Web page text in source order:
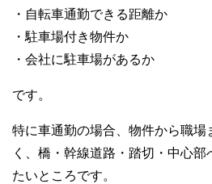
・自転車通勤できる距離か
・駐車場付き物件か
・会社に駐車場があるか
です。
特に車通勤の場合、物件から職場
く、橋・幹線道路・踏切・中心
たいところです。